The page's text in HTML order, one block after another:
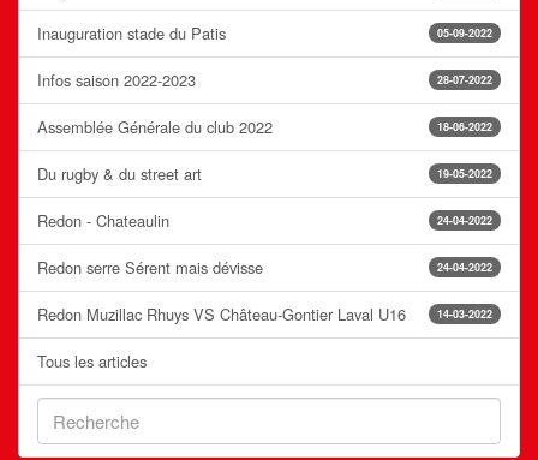
05-09-2022
Inauguration stade du Patis
28-07-2022
Infos saison 2022-2023
18-06-2022
Assemblée Générale du club 2022
19-05-2022
Du rugby & du street art
24-04-2022
Redon - Chateaulin
24-04-2022
Redon serre Sérent mais dévisse
14-03-2022
Redon Muzillac Rhuys VS Château-Gontier Laval U16
Tous les articles